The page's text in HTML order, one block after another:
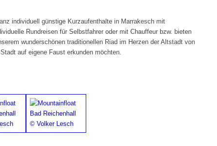
individuell günstige Kurzaufenthalte in Marrakesch mit
Rundreisen für Selbstfahrer oder mit Chauffeur bzw. bieten
wunderschönen traditionellen Riad im Herzen der Altstadt von
auf eigene Faust erkunden möchten.